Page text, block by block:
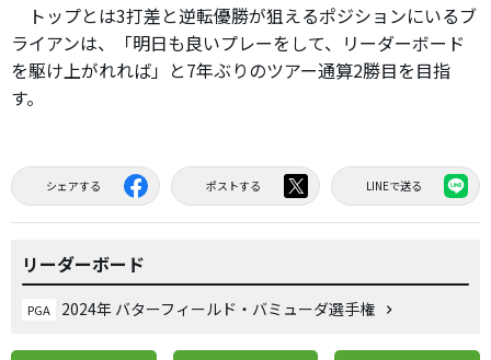
トップとは3打差と逆転優勝が狙えるポジションにいるブ
ライアンは、「明日も良いプレーをして、リーダーボード
を駆け上がれれば」と7年ぶりのツアー通算2勝目を目指
す。
シェアする ポストする LINEで送る
リーダーボード
PGA 2024年 バターフィールド・バミューダ選手権